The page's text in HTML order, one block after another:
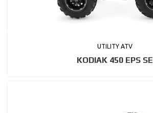
UTILITY ATV
KODIAK 450 EPS SE